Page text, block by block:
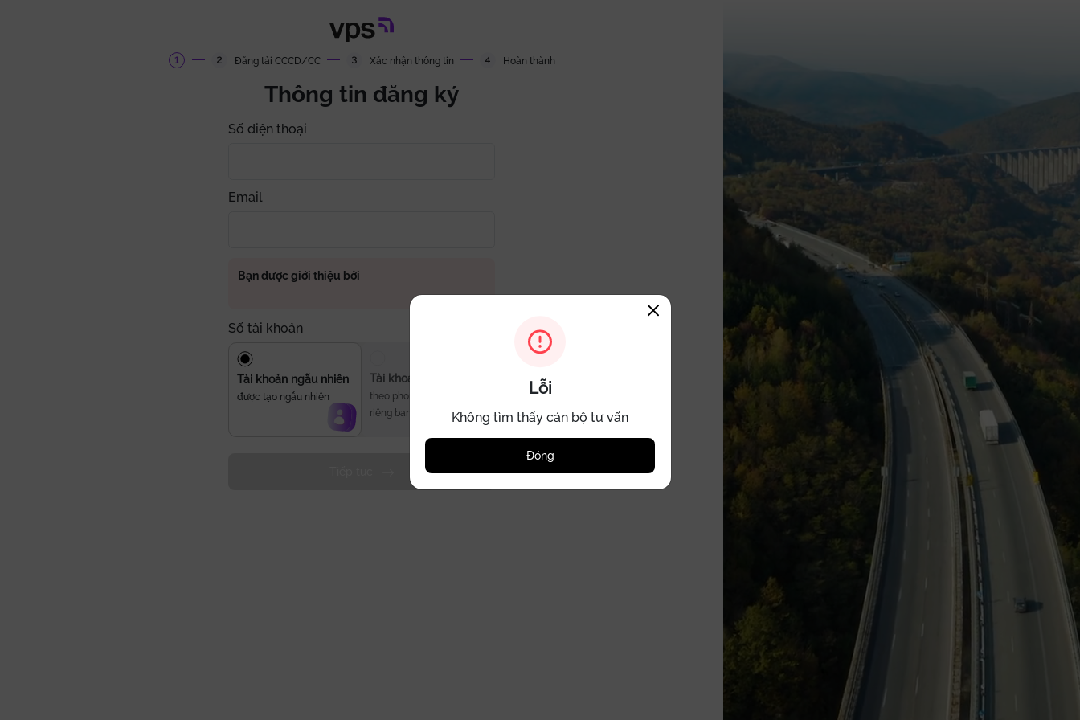
Lỗi
Không tìm thấy cán bộ tư vấn
Đóng
Đăng tải CCCD/CC Xác nhận thông tin Hoàn thành
Thông tin đăng ký
Số điện thoại
Email
Bạn được giới thiệu bởi
Số tài khoản
Tài khoản ngẫu nhiên
được tạo ngẫu nhiên
Tài khoản số đẹp
theo phong cách
riêng bạn